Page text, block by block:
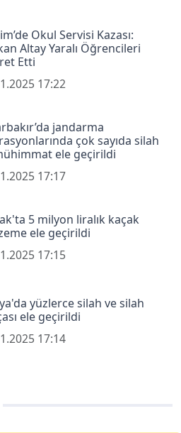
Okul Servisi Kazası:
Altay Yaralı Öğrencileri
Etti
17:22
jandarma
çok sayıda silah
ele geçirildi
17:17
5 milyon liralık kaçak
ele geçirildi
17:15
yüzlerce silah ve silah
ele geçirildi
17:14